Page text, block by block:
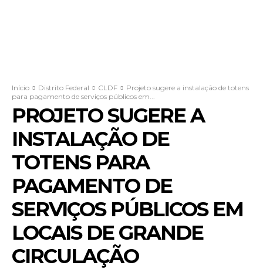
Início Distrito Federal CLDF
Projeto sugere a instalação de totens
para pagamento de serviços públicos em...
PROJETO SUGERE A
INSTALAÇÃO DE
TOTENS PARA
PAGAMENTO DE
SERVIÇOS PÚBLICOS EM
LOCAIS DE GRANDE
CIRCULAÇÃO